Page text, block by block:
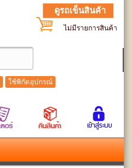
ดูรถเข็นสินค้า
ไม่มีรายการสินค้า
ใช้พิกัดอุปกรณ์